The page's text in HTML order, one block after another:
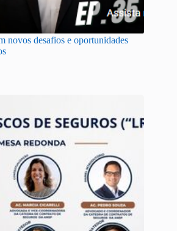
novos desafios e oportunidades